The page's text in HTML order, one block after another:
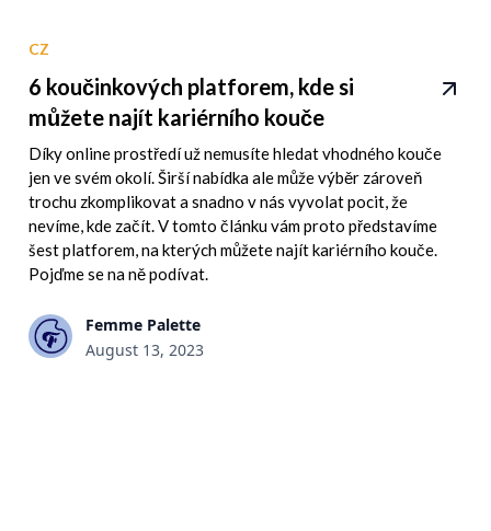
CZ
6 koučinkových platforem, kde si
můžete najít kariérního kouče
Díky online prostředí už nemusíte hledat vhodného kouče
jen ve svém okolí. Širší nabídka ale může výběr zároveň
trochu zkomplikovat a snadno v nás vyvolat pocit, že
nevíme, kde začít. V tomto článku vám proto představíme
šest platforem, na kterých můžete najít kariérního kouče.
Pojďme se na ně podívat.
Femme Palette
August 13, 2023